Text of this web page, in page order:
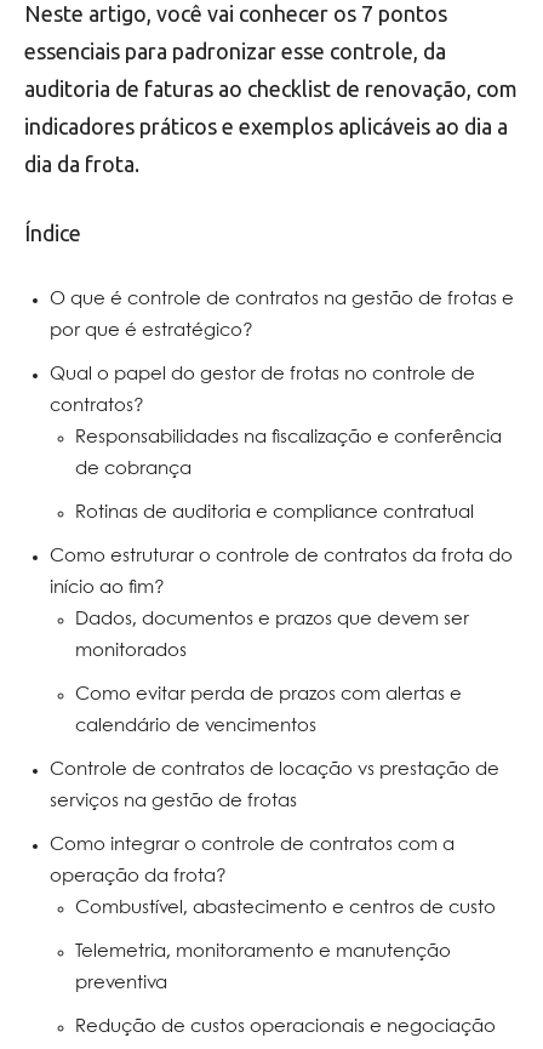
Neste artigo, você vai conhecer os 7 pontos
essenciais para padronizar esse controle, da
auditoria de faturas ao checklist de renovação, com
indicadores práticos e exemplos aplicáveis ao dia a
dia da frota.
Índice
O que é controle de contratos na gestão de frotas e
por que é estratégico?
Qual o papel do gestor de frotas no controle de
contratos?
Responsabilidades na fiscalização e conferência
de cobrança
Rotinas de auditoria e compliance contratual
Como estruturar o controle de contratos da frota do
início ao fim?
Dados, documentos e prazos que devem ser
monitorados
Como evitar perda de prazos com alertas e
calendário de vencimentos
Controle de contratos de locação vs prestação de
serviços na gestão de frotas
Como integrar o controle de contratos com a
operação da frota?
Combustível, abastecimento e centros de custo
Telemetria, monitoramento e manutenção
preventiva
Redução de custos operacionais e negociação